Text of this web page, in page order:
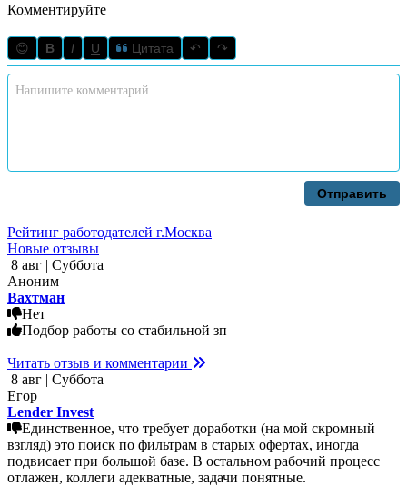
Комментируйте
😊 B I U Цитата ↶ ↷
Отправить
Рейтинг работодателей г.Москва
Новые отзывы
8 авг | Суббота
Аноним
Вахтман
Нет
Подбор работы со стабильной зп
Читать отзыв и комментарии
8 авг | Суббота
Егор
Lender Invest
Единственное, что требует доработки (на мой скромный
взгляд) это поиск по фильтрам в старых офертах, иногда
подвисает при большой базе. В остальном рабочий процесс
отлажен, коллеги адекватные, задачи понятные.